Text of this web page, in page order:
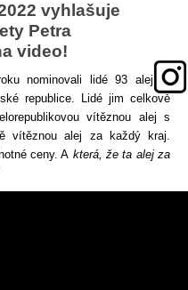
vyhlašuje
Petra
video!
nominovali lidé 93 alejí
a
republice. Lidé jim celkově
vítěznou alej s
vítěznou alej za každý kraj.
ceny. A která, že ta alej za